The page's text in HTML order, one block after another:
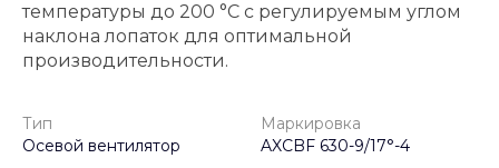
температуры до 200 °C с регулируемым углом
наклона лопаток для оптимальной
производительности.
Тип
Осевой вентилятор
Маркировка
AXCBF 630-9/17°-4